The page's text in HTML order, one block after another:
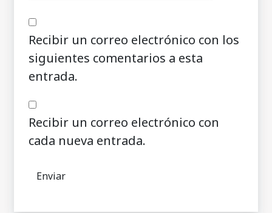
Recibir un correo electrónico con los
siguientes comentarios a esta
entrada.
Recibir un correo electrónico con
cada nueva entrada.